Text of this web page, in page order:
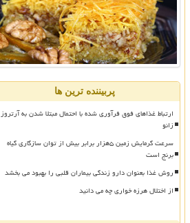
پربیننده ترین ها
ارتباط غذاهای فوق فرآوری شده با احتمال مبتلا شدن به آرتروز
زانو
سرعت گرمایش زمین ۵هزار برابر بیش از توان سازگاری گیاه
برنج است
روش غذا بعنوان دارو زندگی بیماران قلبی را بهبود می بخشد
از اختلال هرزه خواری چه می دانید